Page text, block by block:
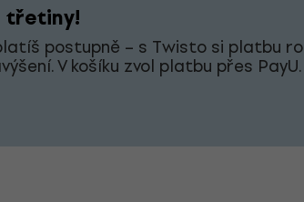
třetiny!
postupně – s Twisto si platbu
V košíku zvol platbu přes PayU.